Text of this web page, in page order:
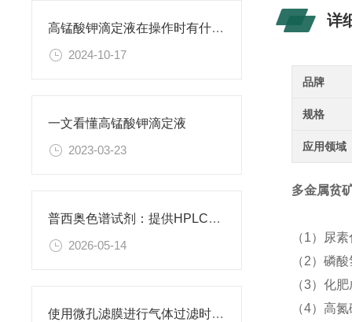
高锰酸钾滴定液在操作时有什么要领可言呢？
2024-10-17
一文看懂高锰酸钾滴定液
2023-03-23
普西奥色谱试剂：提供HPLC级、LC-MS级等多种规格色谱试剂
2026-05-14
使用微孔滤膜进行气体过滤时，有哪些注意事项和常见问题需要关注？
详
品牌
规格
应用领域
多金属贫
（1）
（2）磷
（3）
（4）高